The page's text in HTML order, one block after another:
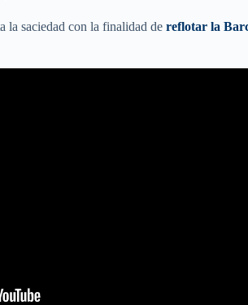
la saciedad con la finalidad de reflotar la